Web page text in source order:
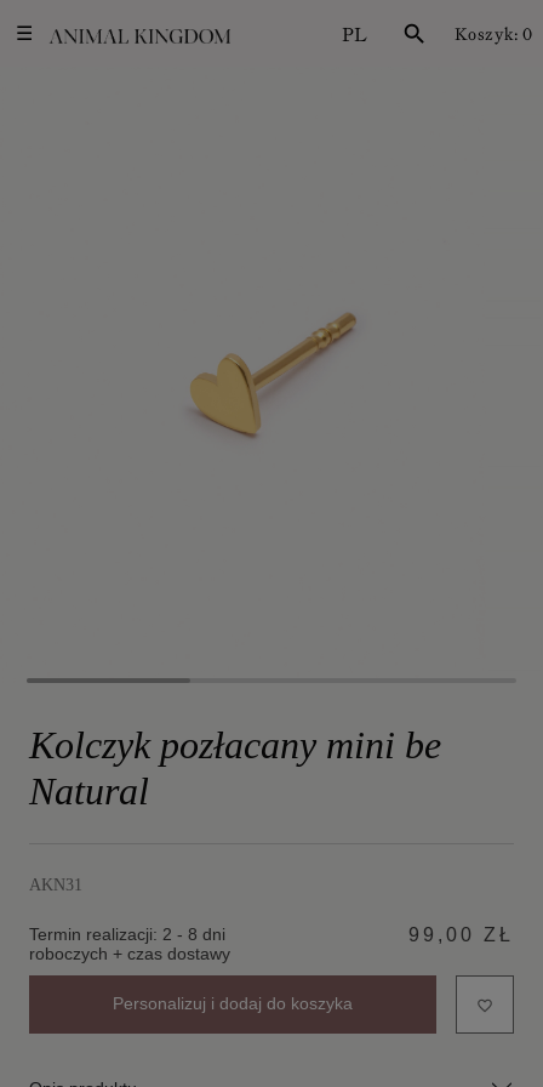
☰ PL search Koszyk: 0
Kolczyk pozłacany mini be
Natural
AKN31
Termin realizacji: 2 - 8 dni
roboczych + czas dostawy
99,00 ZŁ
Personalizuj i dodaj do koszyka favorite_border